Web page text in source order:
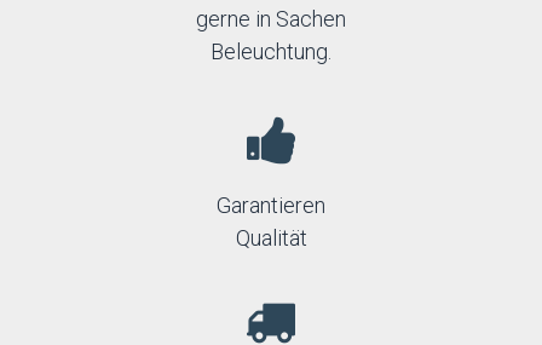
gerne in Sachen
Beleuchtung.
Garantieren
Qualität